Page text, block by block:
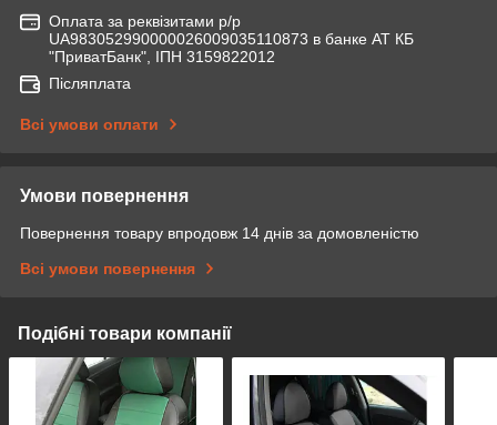
Оплата за реквізитами р/р
UA983052990000026009035110873 в банке АТ КБ
"ПриватБанк", ІПН 3159822012
Післяплата
Всі умови оплати
Умови повернення
Повернення товару впродовж 14 днів за домовленістю
Всі умови повернення
Подібні товари компанії